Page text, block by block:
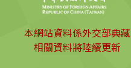
本網站資料係外交部典藏
相關資料將陸續更新